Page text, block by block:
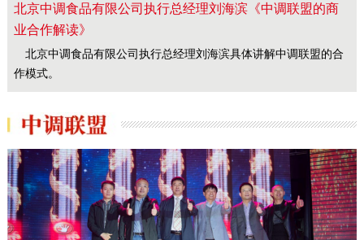
北京中调食品有限公司执行总经理刘海滨《中调联盟的商
业合作解读》
北京中调食品有限公司执行总经理刘海滨具体讲解中调联盟的合
作模式。